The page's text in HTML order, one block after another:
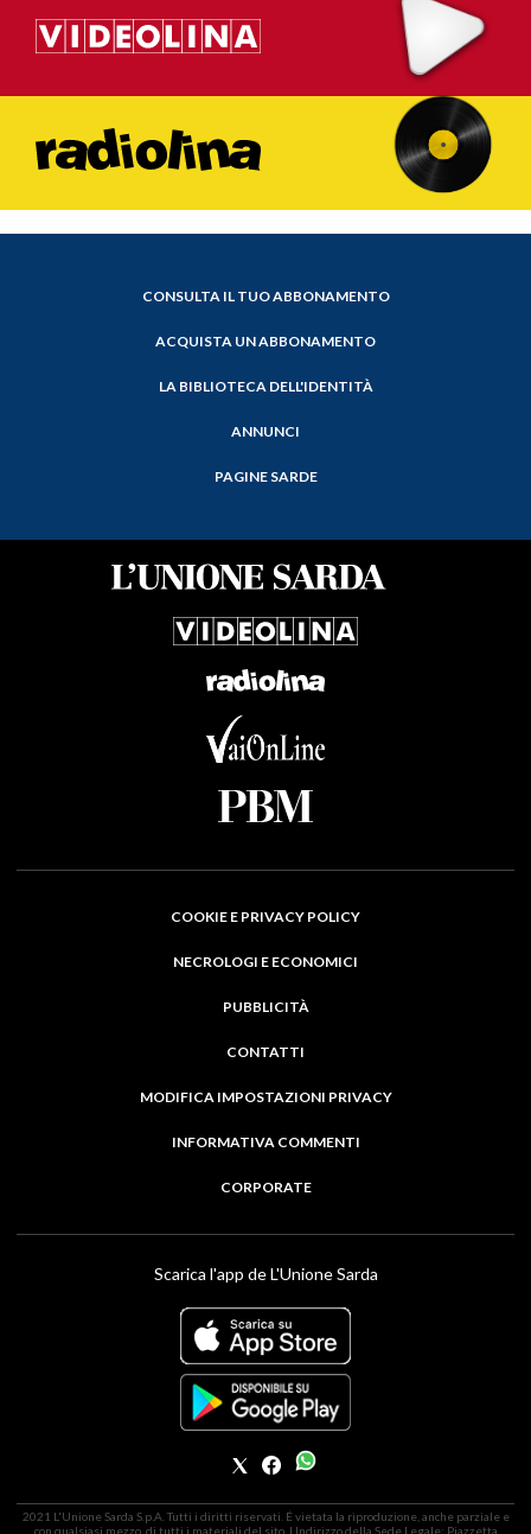
CONSULTA IL TUO ABBONAMENTO
ACQUISTA UN ABBONAMENTO
LA BIBLIOTECA DELL'IDENTITÀ
ANNUNCI
PAGINE SARDE
COOKIE E PRIVACY POLICY
NECROLOGI E ECONOMICI
PUBBLICITÀ
CONTATTI
MODIFICA IMPOSTAZIONI PRIVACY
INFORMATIVA COMMENTI
CORPORATE
Scarica l'app de L'Unione Sarda
2021 L'Unione Sarda S.p.A. Tutti i diritti riservati. É vietata la riproduzione, anche parziale e
con qualsiasi mezzo, di tutti i materiali del sito. | Indirizzo della Sede Legale: Piazzetta